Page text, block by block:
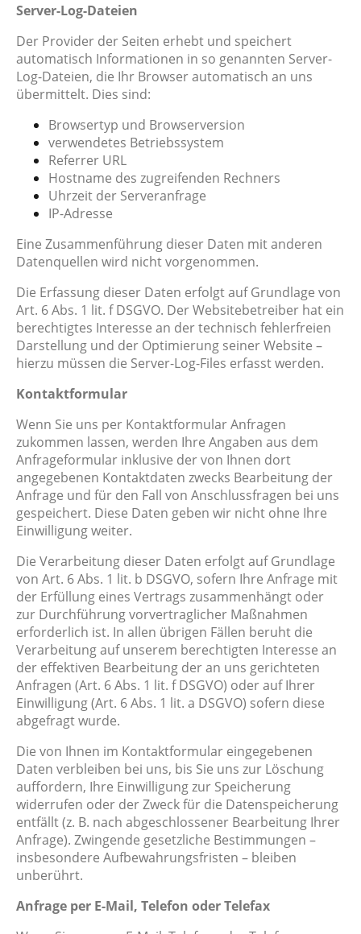
Server-Log-Dateien
Der Provider der Seiten erhebt und speichert
automatisch Informationen in so genannten Server-
Log-Dateien, die Ihr Browser automatisch an uns
übermittelt. Dies sind:
Browsertyp und Browserversion
verwendetes Betriebssystem
Referrer URL
Hostname des zugreifenden Rechners
Uhrzeit der Serveranfrage
IP-Adresse
Eine Zusammenführung dieser Daten mit anderen
Datenquellen wird nicht vorgenommen.
Die Erfassung dieser Daten erfolgt auf Grundlage von
Art. 6 Abs. 1 lit. f DSGVO. Der Websitebetreiber hat ein
berechtigtes Interesse an der technisch fehlerfreien
Darstellung und der Optimierung seiner Website –
hierzu müssen die Server-Log-Files erfasst werden.
Kontaktformular
Wenn Sie uns per Kontaktformular Anfragen
zukommen lassen, werden Ihre Angaben aus dem
Anfrageformular inklusive der von Ihnen dort
angegebenen Kontaktdaten zwecks Bearbeitung der
Anfrage und für den Fall von Anschlussfragen bei uns
gespeichert. Diese Daten geben wir nicht ohne Ihre
Einwilligung weiter.
Die Verarbeitung dieser Daten erfolgt auf Grundlage
von Art. 6 Abs. 1 lit. b DSGVO, sofern Ihre Anfrage mit
der Erfüllung eines Vertrags zusammenhängt oder
zur Durchführung vorvertraglicher Maßnahmen
erforderlich ist. In allen übrigen Fällen beruht die
Verarbeitung auf unserem berechtigten Interesse an
der effektiven Bearbeitung der an uns gerichteten
Anfragen (Art. 6 Abs. 1 lit. f DSGVO) oder auf Ihrer
Einwilligung (Art. 6 Abs. 1 lit. a DSGVO) sofern diese
abgefragt wurde.
Die von Ihnen im Kontaktformular eingegebenen
Daten verbleiben bei uns, bis Sie uns zur Löschung
auffordern, Ihre Einwilligung zur Speicherung
widerrufen oder der Zweck für die Datenspeicherung
entfällt (z. B. nach abgeschlossener Bearbeitung Ihrer
Anfrage). Zwingende gesetzliche Bestimmungen –
insbesondere Aufbewahrungsfristen – bleiben
unberührt.
Anfrage per E-Mail, Telefon oder Telefax